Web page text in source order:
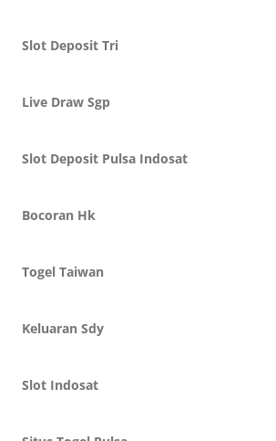
Slot Deposit Tri
Live Draw Sgp
Slot Deposit Pulsa Indosat
Bocoran Hk
Togel Taiwan
Keluaran Sdy
Slot Indosat